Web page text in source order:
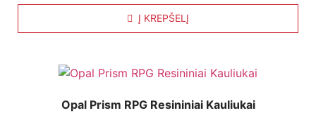
Į KREPŠELĮ
Opal Prism RPG Resininiai Kauliukai